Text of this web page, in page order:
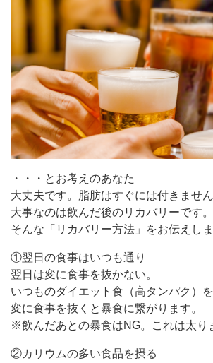
・・・とお考えのあなた
大丈夫です。脂肪はすぐには付きません
大事なのは飲んだ後のリカバリーです。
そんな「リカバリー方法」をお伝えしま
①翌日の食事はいつも通り
翌日は変に食事を抜かない。
いつものダイエット食（高タンパク）を
変に食事を抜くと暴食に繋がります。
※飲んだあとの暴食はNG。これは太り
②カリウムの多い食品を摂る